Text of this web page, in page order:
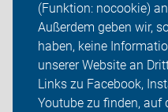
(Funktion: nocookie)
Außerdem geben wir,
haben, keine
unserer Website an
Links zu Facebook,
Youtube zu finden, auf
Sei dabei
Presse
Login